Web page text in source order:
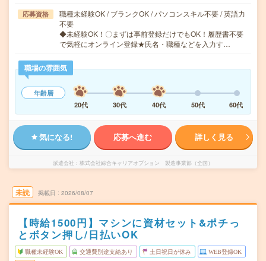
応募資格
職種未経験OK / ブランクOK / パソコンスキル不要 / 英語力
不要
◆未経験OK！〇まずは事前登録だけでもOK！履歴書不要
で気軽にオンライン登録★氏名・職種などを入力す…
職場の雰囲気
年齢層
20代
30代 40代 50代 60代
気になる! 応募へ進む 詳しく見る
派遣会社 株式会社綜合キャリアオプション 製造事業部（全国）
未読 掲載日 2026/08/07
【時給1500円】マシンに資材セット&ポチっ
とボタン押し/日払いOK
職種未経験OK 交通費別途支給あり 土日祝日が休み WEB登録OK